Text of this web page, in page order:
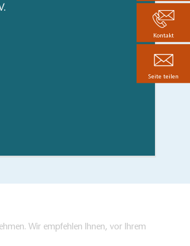
Wir empfehlen Ihnen, vor Ihrem
Kontakt
Seite teilen